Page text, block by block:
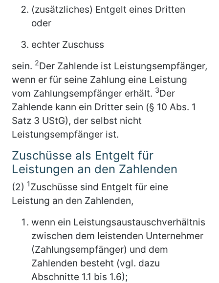
(zusätzliches) Entgelt eines Dritten
oder
echter Zuschuss
sein. 2Der Zahlende ist Leistungsempfänger,
wenn er für seine Zahlung eine Leistung
vom Zahlungsempfänger erhält. 3Der
Zahlende kann ein Dritter sein (§ 10 Abs. 1
Satz 3 UStG), der selbst nicht
Leistungsempfänger ist.
Zuschüsse als Entgelt für
Leistungen an den Zahlenden
(2) 1Zuschüsse sind Entgelt für eine
Leistung an den Zahlenden,
wenn ein Leistungsaustauschverhältnis
zwischen dem leistenden Unternehmer
(Zahlungsempfänger) und dem
Zahlenden besteht (vgl. dazu
Abschnitte 1.1 bis 1.6);